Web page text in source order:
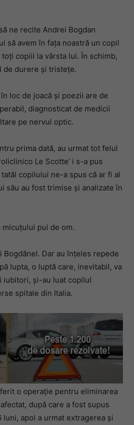
ne recite Andrei Bogdan
să avem în fața noastră un copil
copiii la vârsta lui. În schimb,
de durere și tristețe.
loc de joacă și poezii are de
diagnosticat de medicii
pe nervul optic.
prima dată, au urmat tot felul
Le Scotte’ i s-a pus
copilului ne-a spus că ar fi al
său au fost trimise și analizate în
pui de om.
Dar au înțeles repede
lupta, o luptă care, inevitabil, va
iubitori, și-au luat copilul
spitale din Italia.
o operație pentru eliminarea
după care a fost supus
apoi a urmat extragerea și